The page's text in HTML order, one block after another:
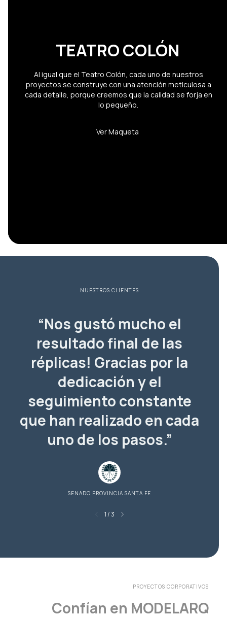
TEATRO COLÓN
Al igual que el Teatro Colón, cada uno de nuestros
proyectos se construye con una atención meticulosa a
cada detalle, porque creemos que la calidad se forja en
lo pequeño.
Ver Maqueta
NUESTROS CLIENTES
“Nos gustó mucho el
resultado final de las
réplicas! Gracias por la
dedicación y el
seguimiento constante
que han realizado en cada
uno de los pasos.”
SENADO PROVINCIA SANTA FE
1/3
PROYECTOS CORPORATIVOS
Confían en MODELARQ